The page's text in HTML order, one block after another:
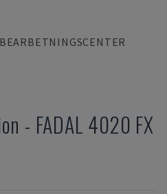
- FADAL 4020 FX